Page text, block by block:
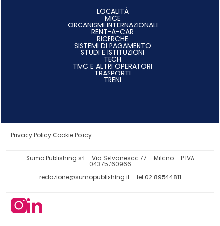
LOCALITÀ
MICE
ORGANISMI INTERNAZIONALI
RENT-A-CAR
RICERCHE
SISTEMI DI PAGAMENTO
STUDI E ISTITUZIONI
TECH
TMC E ALTRI OPERATORI
TRASPORTI
TRENI
Privacy Policy Cookie Policy
Sumo Publishing srl – Via Selvanesco 77 – Milano – P.IVA
04375760966
redazione@sumopublishing.it– tel 02.89544811